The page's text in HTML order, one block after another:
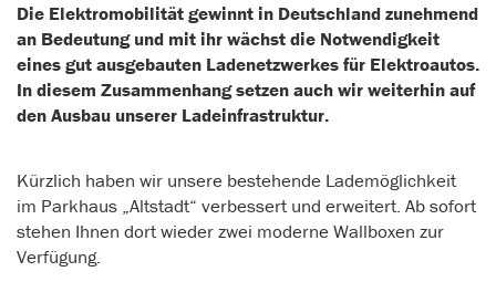
Die Elektromobilität gewinnt in Deutschland zunehmend
an Bedeutung und mit ihr wächst die Notwendigkeit
eines gut ausgebauten Ladenetzwerkes für Elektroautos.
In diesem Zusammenhang setzen auch wir weiterhin auf
den Ausbau unserer Ladeinfrastruktur.
Kürzlich haben wir unsere bestehende Lademöglichkeit
im Parkhaus „Altstadt“ verbessert und erweitert. Ab sofort
stehen Ihnen dort wieder zwei moderne Wallboxen zur
Verfügung.